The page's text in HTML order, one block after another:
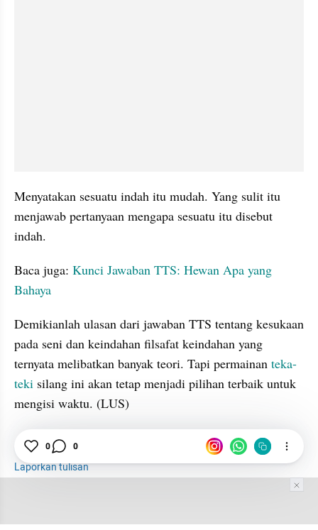
Menyatakan sesuatu indah itu mudah. Yang sulit itu
menjawab pertanyaan mengapa sesuatu itu disebut
indah.
Baca juga: Kunci Jawaban TTS: Hewan Apa yang
Bahaya
Demikianlah ulasan dari jawaban TTS tentang kesukaan
pada seni dan keindahan filsafat keindahan yang
ternyata melibatkan banyak teori. Tapi permainan teka-
teki silang ini akan tetap menjadi pilihan terbaik untuk
mengisi waktu. (LUS)
Filsafat
Laporkan tulisan
0 0